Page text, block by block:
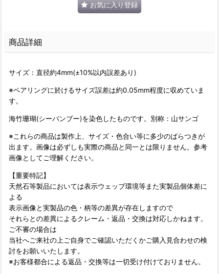
お気に入り登録
商品詳細
サイズ：直径約4mm(±10%以内誤差あり)
※ペアリングに於けるサイズ誤差は約0.05mm程度に収めていま
す。
海竹珊瑚(シーバンブー)を染色したものです。別称：山サンゴ
※これらの商品は製作上、サイズ・色合い等に多少のばらつきが
出ます。画像は必ずしも実際の商品と同一とは限りません。参考
画像としてご理解ください。
【重要特記】
天然石等製品においては表示ウェッブ環境等また実製品個体差に
よる
表示画像と実製品の色・柄等の差異が存在しますので
それらとの差異によるクレーム・返品・交換は対応しかねます。
ご不審の場合は
当社へご来社の上ご自身でご確認いただくかご購入見合わせの検
討をお願いいたします。
※お客様都合による返品・交換等は一切受け付けておりません。